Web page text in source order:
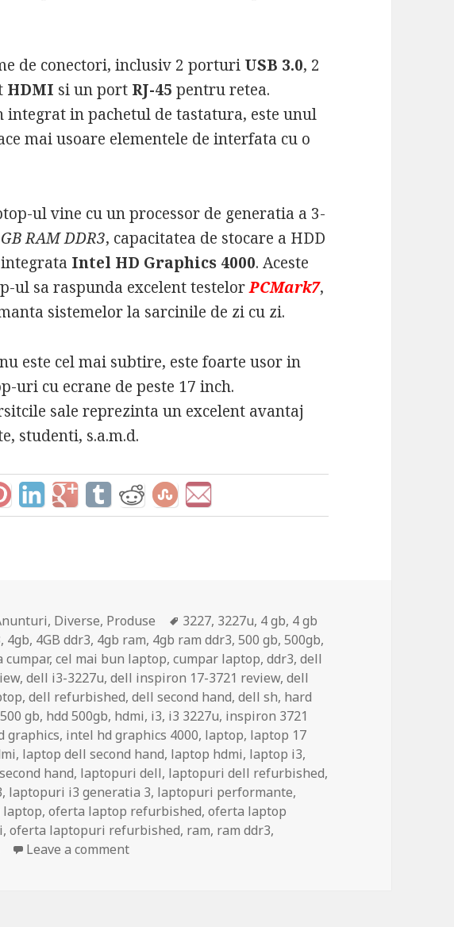
de conectori, inclusiv 2 porturi USB 3.0, 2
HDMI si un port RJ-45 pentru retea.
in pachetul de tastatura, este unul
mai usoare elementele de interfata cu o
ul vine cu un processor de generatia a 3-
RAM DDR3, capacitatea de stocare a HDD
Intel HD Graphics 4000. Aceste
ul sa raspunda excelent testelorPCMark7,
sistemelor la sarcinile de zi cu zi.
este cel mai subtire, este foarte usor in
uri cu ecrane de peste 17 inch.
sale reprezinta un excelent avantaj
studenti, s.a.m.d.
, Diverse, Produse Tags
3227, 3227u, 4 gb, 4 gb
, 4gb, 4GB ddr3, 4gb ram, 4gb ram ddr3,500 gb,500gb,
cumpar,cel mai bun laptop,cumpar laptop,ddr3,dell
,dell i3-3227u,dell inspiron 17-3721 review,dell
,dell refurbished,dell second hand,dell sh, hard
gb, hdd 500gb, hdmi, i3, i3 3227u, inspiron 3721
graphics, intel hd graphics 4000, laptop, laptop 17
, laptop dell second hand, laptop hdmi, laptop i3,
hand, laptopuri dell, laptopuri dell refurbished,
, laptopuri i3 generatia 3, laptopuri performante,
,oferta laptop refurbished,oferta laptop
,oferta laptopuri refurbished, ram, ram ddr3,
Leave a commenton DELL Inspiron 17-3721 | Scurt review